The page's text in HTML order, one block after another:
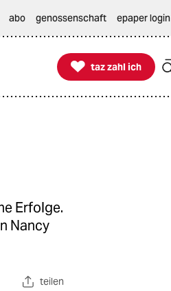
abo genossenschaft epaper login

taz zahl ich
taz zahl ich
Erfolge.
Nancy
teilen